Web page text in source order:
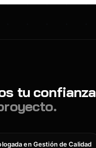
tu confianza
en Gestión de Calidad